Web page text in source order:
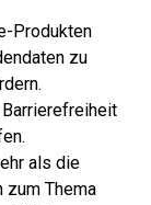
Produkten
zu
als die
zum Thema